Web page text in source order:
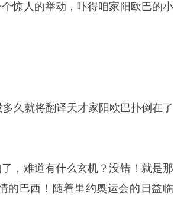
惊人的举动，吓得咱家阳欧巴的小
久就将翻译天才家阳欧巴扑倒在了
，难道有什么玄机？没错！就是那
的巴西！随着里约奥运会的日益临